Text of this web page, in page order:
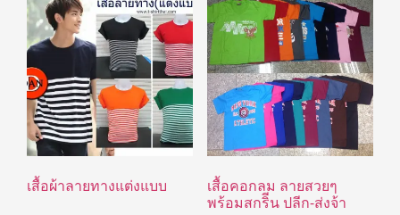
เสื้อผ้าลายทางแต่งแบบ
เสื้อคอกลม ลายสวยๆ
พร้อมสกริีน ปลีก-ส่งจ้า